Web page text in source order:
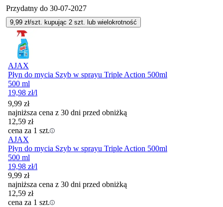
Przydatny do 30-07-2027
9,99 zł/szt. kupując 2 szt. lub wielokrotność
AJAX
Płyn do mycia Szyb w sprayu Triple Action 500ml
500 ml
19,98 zł/l
9,99 zł
najniższa cena z 30 dni przed obniżką
12,59 zł
cena za 1 szt.
AJAX
Płyn do mycia Szyb w sprayu Triple Action 500ml
500 ml
19,98 zł/l
9,99 zł
najniższa cena z 30 dni przed obniżką
12,59 zł
cena za 1 szt.